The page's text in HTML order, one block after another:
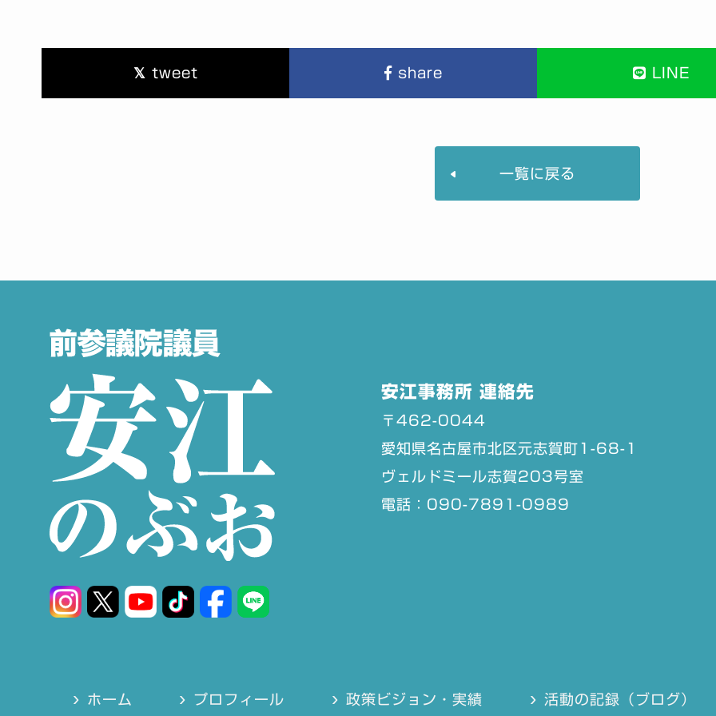
tweet share LINE
一覧に戻る
安江事務所 連絡先
〒462-0044
愛知県名古屋市北区元志賀町1-68-1
ヴェルドミール志賀203号室
電話：090-7891-0989
ホーム プロフィール 政策ビジョン・実績 活動の記録（ブログ）